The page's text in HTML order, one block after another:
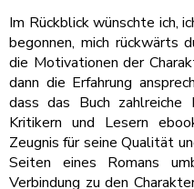
Im Rückblick wünschte ich,
begonnen, mich rückwärts
die Motivationen der
dann die Erfahrung
dass das Buch
Kritikern und Lesern
Zeugnis für seine Qualität
Seiten eines Romans
Verbindung zu den